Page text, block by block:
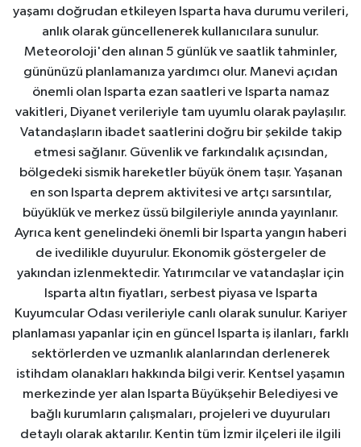
yaşamı doğrudan etkileyen Isparta hava durumu verileri,
anlık olarak güncellenerek kullanıcılara sunulur.
Meteoroloji'den alınan 5 günlük ve saatlik tahminler,
gününüzü planlamanıza yardımcı olur. Manevi açıdan
önemli olan Isparta ezan saatleri ve Isparta namaz
vakitleri, Diyanet verileriyle tam uyumlu olarak paylaşılır.
Vatandaşların ibadet saatlerini doğru bir şekilde takip
etmesi sağlanır. Güvenlik ve farkındalık açısından,
bölgedeki sismik hareketler büyük önem taşır. Yaşanan
en son Isparta deprem aktivitesi ve artçı sarsıntılar,
büyüklük ve merkez üssü bilgileriyle anında yayınlanır.
Ayrıca kent genelindeki önemli bir Isparta yangın haberi
de ivedilikle duyurulur. Ekonomik göstergeler de
yakından izlenmektedir. Yatırımcılar ve vatandaşlar için
Isparta altın fiyatları, serbest piyasa ve Isparta
Kuyumcular Odası verileriyle canlı olarak sunulur. Kariyer
planlaması yapanlar için en güncel Isparta iş ilanları, farklı
sektörlerden ve uzmanlık alanlarından derlenerek
istihdam olanakları hakkında bilgi verir. Kentsel yaşamın
merkezinde yer alan Isparta Büyükşehir Belediyesi ve
bağlı kurumların çalışmaları, projeleri ve duyuruları
detaylı olarak aktarılır. Kentin tüm İzmir ilçeleri ile ilgili